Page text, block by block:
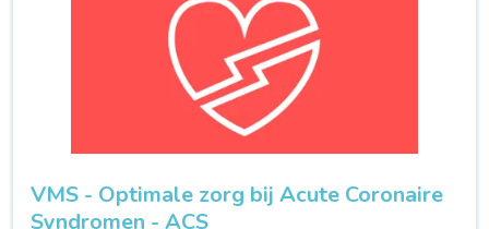
VMS - Optimale zorg bij Acute Coronaire
Syndromen - ACS